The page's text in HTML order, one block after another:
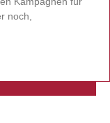
noch,